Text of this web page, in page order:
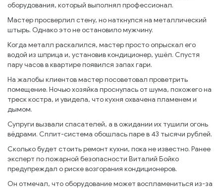
оборудования, который выполнял профессионал.
Мастер просверлил стену, но наткнулся на металлический
штырь. Однако это не остановило мужчину.
Когда металл раскалился, мастер просто опрыскал его
водой из шприца и, установив кондиционер, ушёл. Спустя
пару часов в квартире появился запах гари.
На жалобы клиентов мастер посоветовал проветрить
помещение. Ночью хозяйка проснулась от шума, похожего на
треск костра, и увидела, что кухня охвачена пламенем и
дымом.
Супруги вызвали спасателей, а в ожидании их тушили огонь
вёдрами. Сплит-система обошлась паре в 43 тысячи рублей.
Сколько будет стоить ремонт кухни, пока не известно. Ранее
эксперт по пожарной безопасности Виталий Бойко
предупреждал о риске возгорания кондиционеров.
Он отмечал, что оборудование может воспламениться из-за